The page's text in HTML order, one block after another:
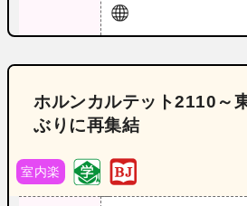
ホルンカルテット2110～
ぶりに再集結
室内楽